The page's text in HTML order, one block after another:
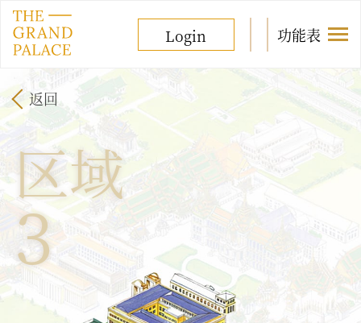
Login 功能表
返回
区域
3